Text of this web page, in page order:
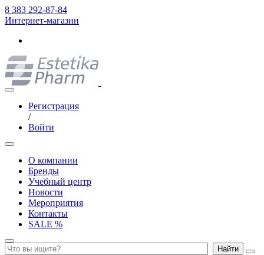
8 383 292-87-84
Интернет-магазин
Регистрация
/
Войти
О компании
Бренды
Учебный центр
Новости
Мероприятия
Контакты
SALE %
Найти